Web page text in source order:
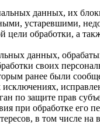
данных, их
устаревшими,
цели обработки, а
данных,
своих
ранее были
по защите прав
при обработке его
в том числе